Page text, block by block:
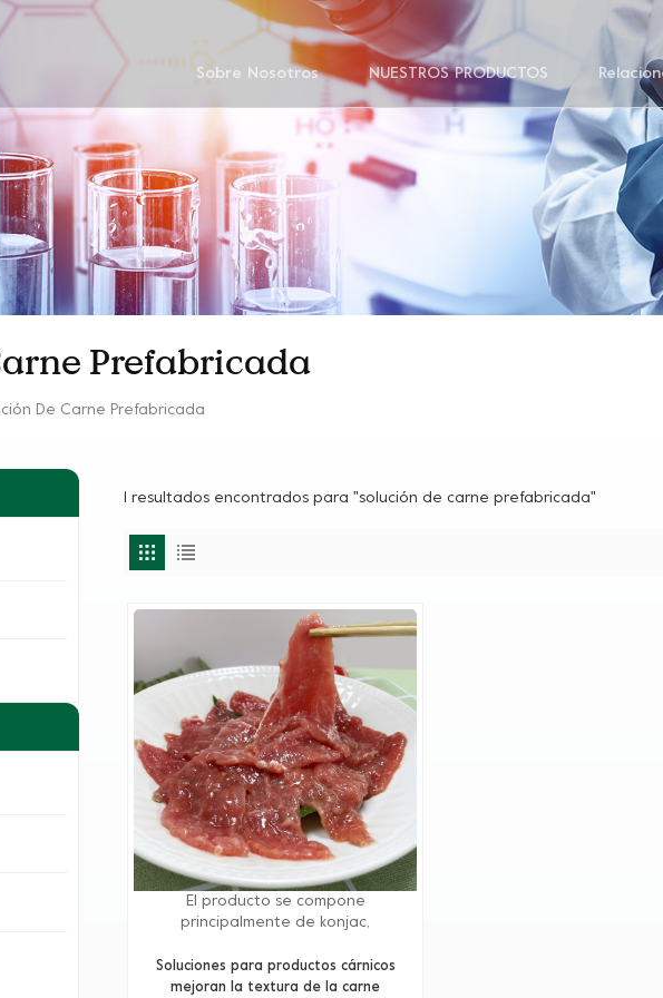
Sobre Nosotros NUESTROS PRODUCTOS
Prefabricada
De Carne Prefabricada
1 resultados encontrados para "solución de carne prefabricada"
El producto se compone
principalmente de konjac,
naturales con efecto sinérgico, alta
viscosidad, rendimiento de alto costo
Soluciones para productos cárnicos
mejoran la textura de la carne